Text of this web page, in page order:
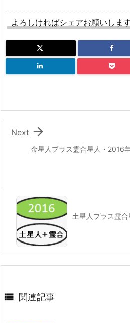
よろしければシェアお願いしま
金星人プラス霊合星人・2016

Next
土星人プラス霊
 関連記事